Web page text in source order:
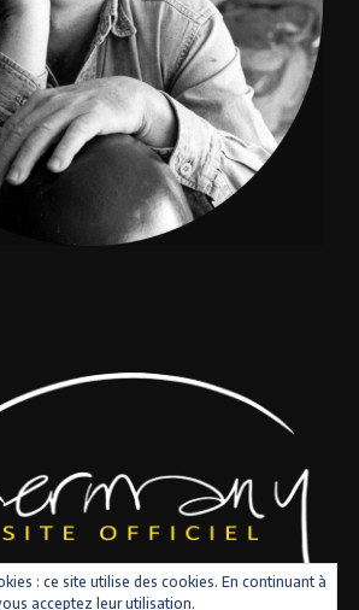
: ce site utilise des cookies. En continuant à
acceptez leur utilisation.